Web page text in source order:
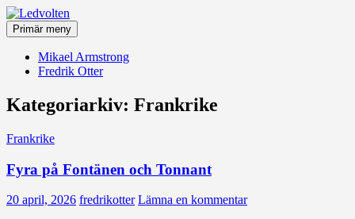
Hoppa
till
innehåll
Ledvolten
Primär meny
Mikael Armstrong
Fredrik Otter
Kategoriarkiv: Frankrike
Frankrike
Fyra på Fontänen och Tonnant
20 april, 2026 fredrikotter Lämna en kommentar